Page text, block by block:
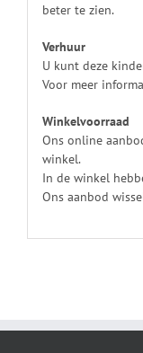
beter te zien.
Verhuur
U kunt deze
Voor meer
Winkelvoorraad
Ons online
winkel.
In de winkel
Ons aanbod